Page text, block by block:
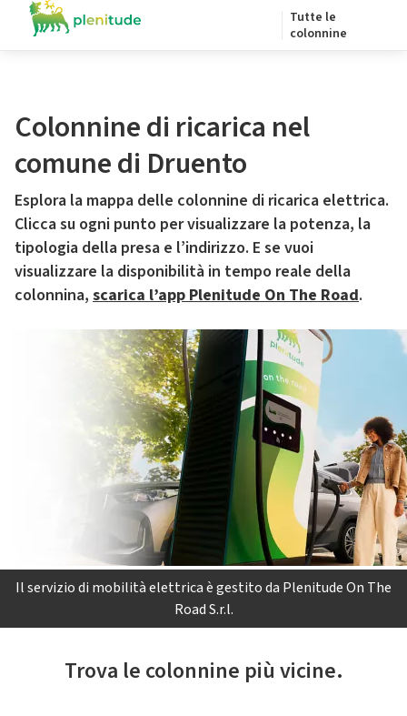
Tutte le
colonnine
Colonnine di ricarica nel
comune di Druento
Esplora la mappa delle colonnine di ricarica elettrica.
Clicca su ogni punto per visualizzare la potenza, la
tipologia della presa e l’indirizzo. E se vuoi
visualizzare la disponibilità in tempo reale della
colonnina, scarica l’app Plenitude On The Road.
Il servizio di mobilità elettrica è gestito da Plenitude On The
Road S.r.l.
Trova le colonnine più vicine.